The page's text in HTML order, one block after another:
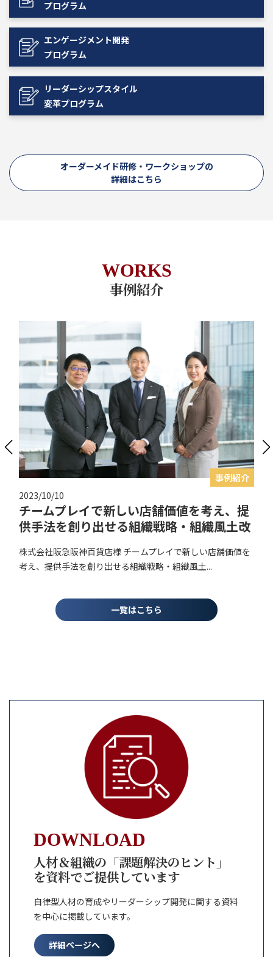
プログラム
エンゲージメント開発
プログラム
リーダーシップスタイル
変革プログラム
オーダーメイド研修・ワークショップの
詳細はこちら
WORKS
事例紹介
2023/10/10
伊藤忠テクノソリューションズ株式会社様
伊藤忠テクノソリューションズ株式会社様 マネジメントスタ
イルの転換により、 新しいビジネスアイディア...
一覧はこちら
DOWNLOAD
人材＆組織の「課題解決のヒント」
を資料でご提供しています
自律型人材の育成やリーダーシップ開発に関する資料
を中心に掲載しています。
詳細ページへ